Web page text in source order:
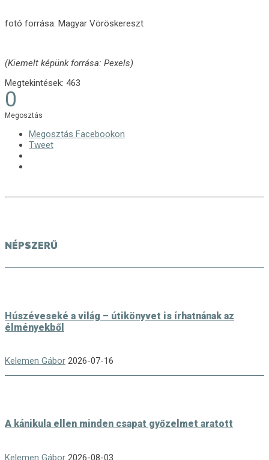
fotó forrása: Magyar Vöröskereszt
(Kiemelt képünk forrása: Pexels)
Megtekintések: 463
0
Megosztás
Megosztás Facebookon
Tweet
NÉPSZERŰ
Húszéveseké a világ – útikönyvet is írhatnának az
élményekből
Kelemen Gábor 2026-07-16
A kánikula ellen minden csapat győzelmet aratott
Kelemen Gábor 2026-08-03